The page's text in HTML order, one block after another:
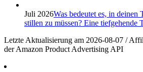
Juli 2026Was bedeutet es, in deinen
stillen zu müssen? Eine tiefgehende
Letzte Aktualisierung am 2026-08-07 /
der Amazon Product Advertising API